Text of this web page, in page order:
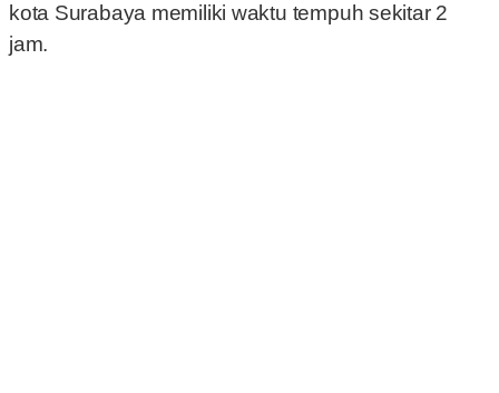
kota Surabaya memiliki waktu tempuh sekitar 2
jam.